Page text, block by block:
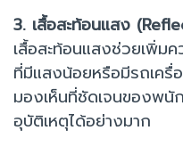
3. เสื้อสะท้อนแสง
เสื้อสะท้อนแสงช่วยเพิ่ม
ที่มีแสงน้อยหรือมีรถเค
มองเห็นที่ชัดเจนของพนั
อุบัติเหตุได้อย่างมาก